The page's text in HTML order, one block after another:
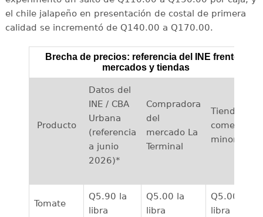
el chile jalapeño en presentación de costal de primera
calidad se incrementó de Q140.00 a Q170.00.
Brecha de precios: referencia del INE frente a
mercados y tiendas
Producto
Datos del
INE / CBA
Urbana
(referencia
a junio
2026)*
Compradora
del
mercado La
Terminal
Tiendas y
comercios
minoristas
Tomate
Q5.90 la
libra
Q5.00 la
libra
Q5.00 la
libra